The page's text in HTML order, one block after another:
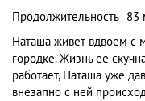
Продолжительность 83
Наташа живет вдвоем с
городке. Жизнь ее
работает, Наташа уже
внезапно с ней